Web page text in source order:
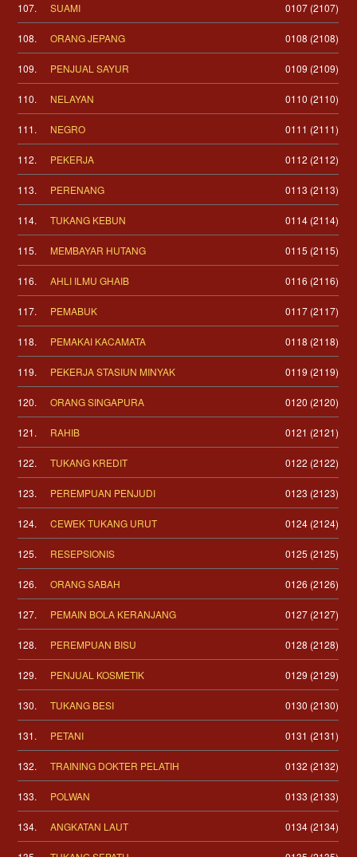
107. SUAMI 0107 (2107)
108. ORANG JEPANG 0108 (2108)
109. PENJUAL SAYUR 0109 (2109)
110. NELAYAN 0110 (2110)
111. NEGRO 0111 (2111)
112. PEKERJA 0112 (2112)
113. PERENANG 0113 (2113)
114. TUKANG KEBUN 0114 (2114)
115. MEMBAYAR HUTANG 0115 (2115)
116. AHLI ILMU GHAIB 0116 (2116)
117. PEMABUK 0117 (2117)
118. PEMAKAI KACAMATA 0118 (2118)
119. PEKERJA STASIUN MINYAK 0119 (2119)
120. ORANG SINGAPURA 0120 (2120)
121. RAHIB 0121 (2121)
122. TUKANG KREDIT 0122 (2122)
123. PEREMPUAN PENJUDI 0123 (2123)
124. CEWEK TUKANG URUT 0124 (2124)
125. RESEPSIONIS 0125 (2125)
126. ORANG SABAH 0126 (2126)
127. PEMAIN BOLA KERANJANG 0127 (2127)
128. PEREMPUAN BISU 0128 (2128)
129. PENJUAL KOSMETIK 0129 (2129)
130. TUKANG BESI 0130 (2130)
131. PETANI 0131 (2131)
132. TRAINING DOKTER PELATIH 0132 (2132)
133. POLWAN 0133 (2133)
134. ANGKATAN LAUT 0134 (2134)